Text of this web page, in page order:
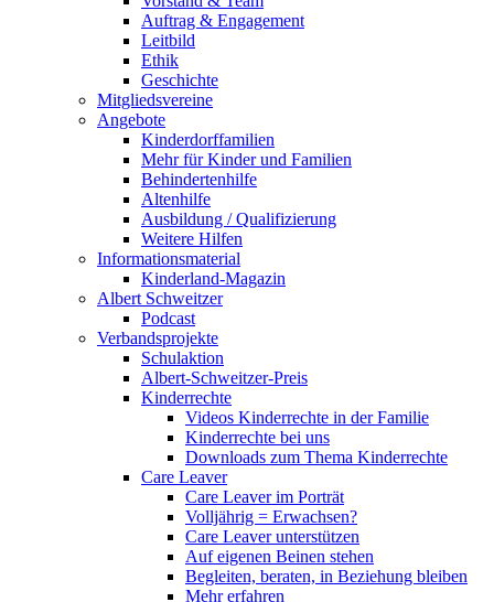
Auftrag & Engagement
Leitbild
Ethik
Geschichte
Mitgliedsvereine
Angebote
Kinderdorffamilien
Mehr für Kinder und Familien
Behindertenhilfe
Altenhilfe
Ausbildung / Qualifizierung
Weitere Hilfen
Informationsmaterial
Kinderland-Magazin
Albert Schweitzer
Podcast
Verbandsprojekte
Schulaktion
Albert-Schweitzer-Preis
Kinderrechte
Videos Kinderrechte in der Familie
Kinderrechte bei uns
Downloads zum Thema Kinderrechte
Care Leaver
Care Leaver im Porträt
Volljährig = Erwachsen?
Care Leaver unterstützen
Auf eigenen Beinen stehen
Begleiten, beraten, in Beziehung bleiben
Mehr erfahren